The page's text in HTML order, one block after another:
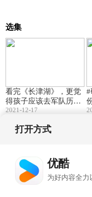
选集
看完《长津湖》，更觉
得孩子应该去军队历练
一下，改掉生活中的不
研学冬令营报名通道现
2021-12-17
#
打开方式
优酷
为好内容全力